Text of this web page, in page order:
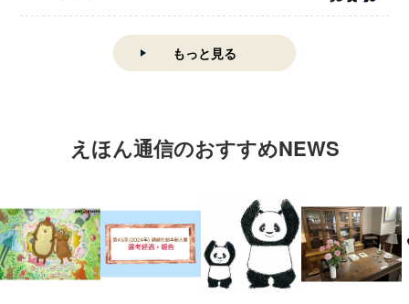
もっと見る
えほん通信のおすすめNEWS